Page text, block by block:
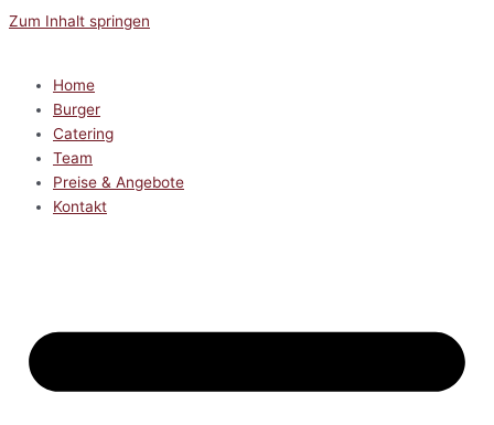
Zum Inhalt springen
Home
Burger
Catering
Team
Preise & Angebote
Kontakt